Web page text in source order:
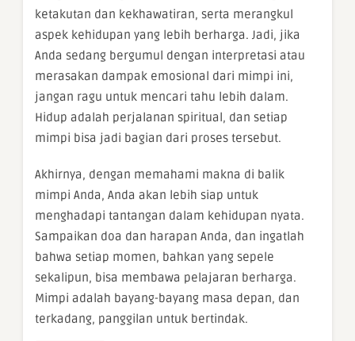
ketakutan dan kekhawatiran, serta merangkul
aspek kehidupan yang lebih berharga. Jadi, jika
Anda sedang bergumul dengan interpretasi atau
merasakan dampak emosional dari mimpi ini,
jangan ragu untuk mencari tahu lebih dalam.
Hidup adalah perjalanan spiritual, dan setiap
mimpi bisa jadi bagian dari proses tersebut.
Akhirnya, dengan memahami makna di balik
mimpi Anda, Anda akan lebih siap untuk
menghadapi tantangan dalam kehidupan nyata.
Sampaikan doa dan harapan Anda, dan ingatlah
bahwa setiap momen, bahkan yang sepele
sekalipun, bisa membawa pelajaran berharga.
Mimpi adalah bayang-bayang masa depan, dan
terkadang, panggilan untuk bertindak.